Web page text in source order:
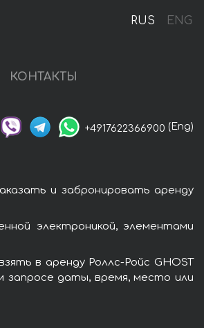
RUS ENG
КОНТАКТЫ
+4917622366900 (Eng)
и забронировать аренду
электроникой, элементами
в аренду Роллс-Ройс GHOST
запросе даты, время, место или